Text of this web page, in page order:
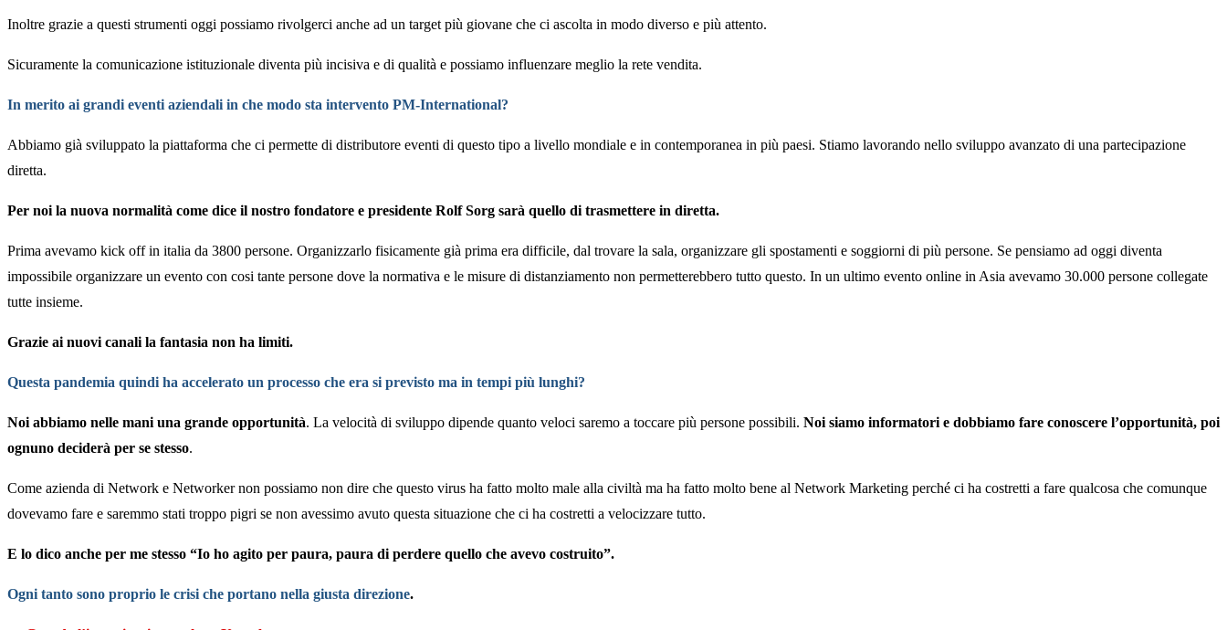
Inoltre grazie a questi strumenti oggi possiamo rivolgerci anche ad un target più giovane che ci ascolta in modo diverso e più attento.
Sicuramente la comunicazione istituzionale diventa più incisiva e di qualità e possiamo influenzare meglio la rete vendita.
In merito ai grandi eventi aziendali in che modo sta intervento PM-International?
Abbiamo già sviluppato la piattaforma che ci permette di distributore eventi di questo tipo a livello mondiale e in contemporanea in più paesi. Stiamo lavorando nello sviluppo avanzato di una partecipazione
diretta.
Per noi la nuova normalità come dice il nostro fondatore e presidente Rolf Sorg sarà quello di trasmettere in diretta.
Prima avevamo kick off in italia da 3800 persone. Organizzarlo fisicamente già prima era difficile, dal trovare la sala, organizzare gli spostamenti e soggiorni di più persone. Se pensiamo ad oggi diventa
impossibile organizzare un evento con cosi tante persone dove la normativa e le misure di distanziamento non permetterebbero tutto questo. In un ultimo evento online in Asia avevamo 30.000 persone collegate
tutte insieme.
Grazie ai nuovi canali la fantasia non ha limiti.
Questa pandemia quindi ha accelerato un processo che era si previsto ma in tempi più lunghi?
Noi abbiamo nelle mani una grande opportunità. La velocità di sviluppo dipende quanto veloci saremo a toccare più persone possibili. Noi siamo informatori e dobbiamo fare conoscere l’opportunità, poi
ognuno deciderà per se stesso.
Come azienda di Network e Networker non possiamo non dire che questo virus ha fatto molto male alla civiltà ma ha fatto molto bene al Network Marketing perché ci ha costretti a fare qualcosa che comunque
dovevamo fare e saremmo stati troppo pigri se non avessimo avuto questa situazione che ci ha costretti a velocizzare tutto.
E lo dico anche per me stesso “Io ho agito per paura, paura di perdere quello che avevo costruito”.
Ogni tanto sono proprio le crisi che portano nella giusta direzione.